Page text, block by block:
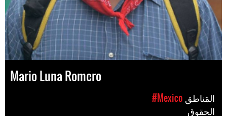
Mario Luna Romero
#Mexico